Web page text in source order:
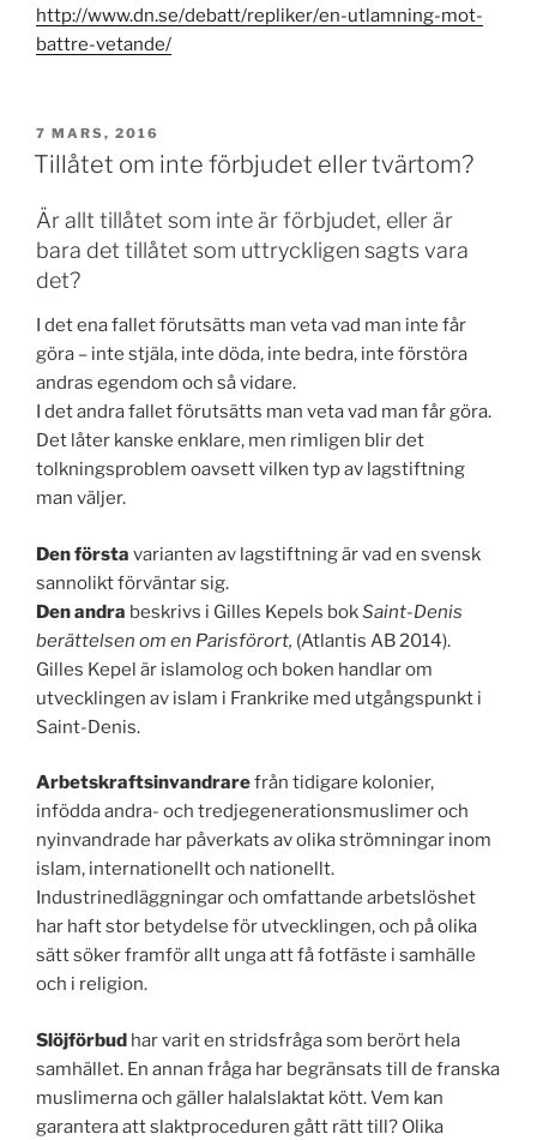
http://www.dn.se/debatt/repliker/en-utlamning-mot-
battre-vetande/
PUBLICERAT
7 MARS, 2016
Tillåtet om inte förbjudet eller tvärtom?
Är allt tillåtet som inte är förbjudet, eller är
bara det tillåtet som uttryckligen sagts vara
det?
I det ena fallet förutsätts man veta vad man inte får
göra – inte stjäla, inte döda, inte bedra, inte förstöra
andras egendom och så vidare.
I det andra fallet förutsätts man veta vad man får göra.
Det låter kanske enklare, men rimligen blir det
tolkningsproblem oavsett vilken typ av lagstiftning
man väljer.
Den första varianten av lagstiftning är vad en svensk
sannolikt förväntar sig.
Den andra beskrivs i Gilles Kepels bokSaint-Denis
berättelsen om en Parisförort, (Atlantis AB 2014).
Gilles Kepel är islamolog och boken handlar om
utvecklingen av islam i Frankrike med utgångspunkt i
Saint-Denis.
Arbetskraftsinvandrarefrån tidigare kolonier,
infödda andra- och tredjegenerationsmuslimer och
nyinvandrade har påverkats av olika strömningar inom
islam, internationellt och nationellt.
Industrinedläggningar och omfattande arbetslöshet
har haft stor betydelse för utvecklingen, och på olika
sätt söker framför allt unga att få fotfäste i samhälle
och i religion.
Slöjförbud har varit en stridsfråga som berört hela
samhället. En annan fråga har begränsats till de franska
muslimerna och gäller halalslaktat kött. Vem kan
garantera att slaktproceduren gått rätt till? Olika